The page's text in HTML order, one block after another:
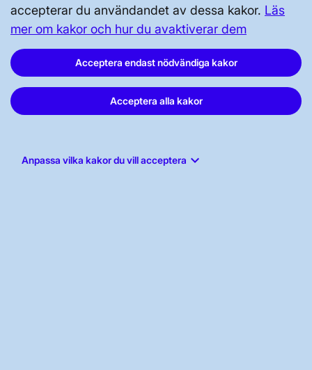
accepterar du användandet av dessa kakor. Läs
mer om kakor och hur du avaktiverar dem
Acceptera endast nödvändiga kakor
Acceptera alla kakor
Anpassa vilka kakor du vill acceptera keyboard_arrow_down
Tillgänglighetsredogörelse